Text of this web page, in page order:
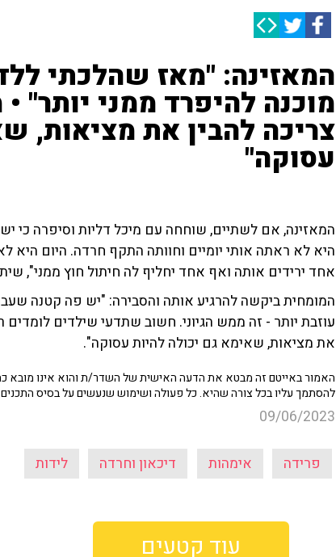
המאזינה: "מאז שהלכתי
מוכנה להיפרד ממני יותר"
צריכה להבין את מציאות,
עסוקה"
המאזינה, אם לשתיים, שוחחה עם מיכל דליות וסיפרה כי
היא לא ראתה אותי יומיים וחוותה התקף חרדה. היום היא
אחד ירידים אותה ואף אחד יחליף לה חיתול חוץ ממני",
המומחית ביקשה להרגיע אותה והסבירה: "יש פה קטנה
עוזבת יותר - זה ממש הגיוני. חשוב שתדעי שילדים לומדים
את מציאות, שאימא גם יכולה להיות עסוקה".
האמור באייטם זה מבטא את הדעה האישית של השדר/ת והוא אינו מובא
להסתמך עליו בכל צורה שהיא. כל פעולה ושימוש שנעשים על בסיס
09/06/2023
פרידה אימהות דיכאון וחרדה לידות
עוד קטעים